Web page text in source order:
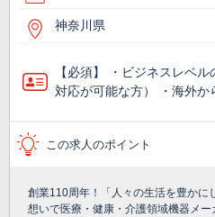
神奈川県
【必須】 ・ビジネスレベ
対応が可能な方） ・海外
この求人のポイント
創業110周年！「人々の生活を豊かに
想いで医療・健康・介護領域機器メー